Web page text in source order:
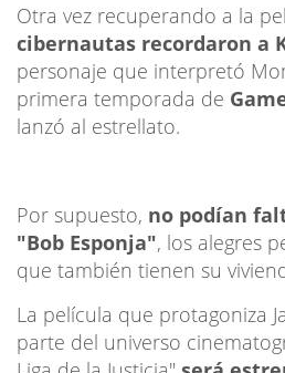
Otra vez recuperando a la
cibernautas recordaron a
personaje que interpretó
primera temporada de
lanzó al estrellato.
Por supuesto, no podían
"Bob Esponja", los alegres
que también tienen su
La película que protagoniza
parte del universo